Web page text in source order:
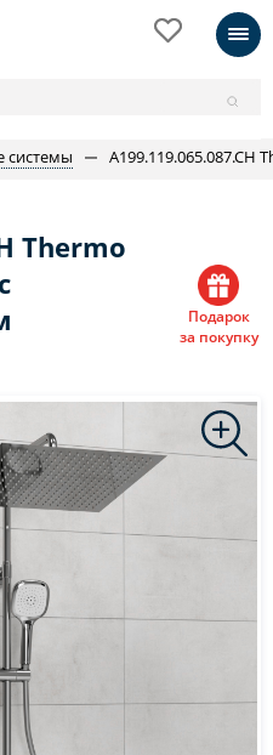
системы A199.119.065.087.CH
Thermo
Подарок
за покупку